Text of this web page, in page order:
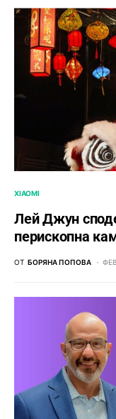
XIAOMI
Лей Джун
перископна
ОТ БОРЯНА ПОПОВА